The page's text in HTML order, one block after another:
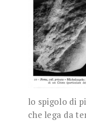
lo spigolo di
che lega da